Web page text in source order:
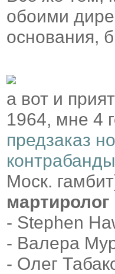
обоими
основания,
а вот и
1964, мне 4
предзаказ
Моск.
мартиролог
- Stephen
- Валера
- Олег